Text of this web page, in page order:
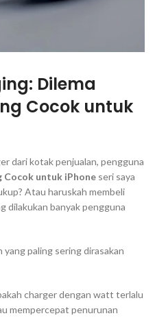
: Dilema
Cocok untuk
dari kotak penjualan, pengguna
Cocok untuk iPhone seri saya
Atau haruskah membeli
dilakukan banyak pengguna
yang paling sering dirasakan
chargerdengan watt terlalu
mempercepat penurunan